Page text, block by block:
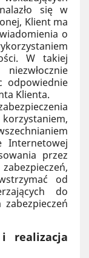
się w
Klient ma
o
W takiej
odpowiednie
Klienta.
Internetowej
przez
od
do
realizacja